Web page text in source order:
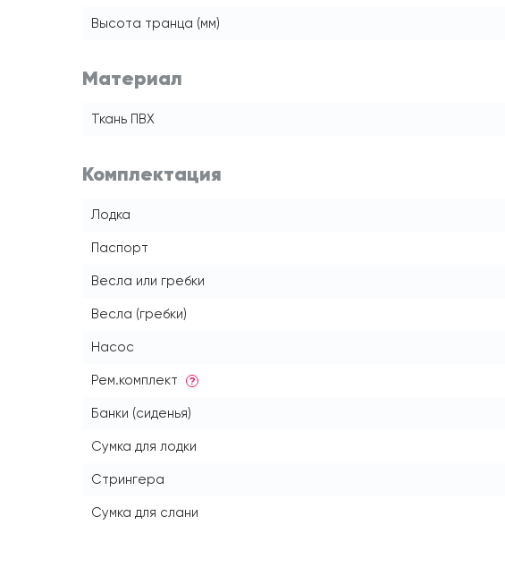
Высота транца (мм)
Материал
Ткань ПВХ
Комплектация
Лодка
Паспорт
Весла или гребки
Весла (гребки)
Насос
Рем.комплект ?
Банки (сиденья)
Сумка для лодки
Стрингера
Сумка для слани